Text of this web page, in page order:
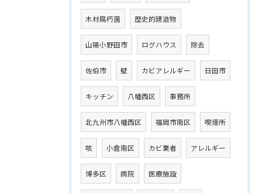
木材腐朽菌 歴史的建造物
山陽小野田市 ログハウス 除去
佐伯市 壁 カビアレルギー 日田市
キッチン 八幡西区 事務所
北九州市八幡西区 福岡市南区 喫煙所
咳 小倉南区 カビ業者 アレルギー
博多区 病院 医療施設